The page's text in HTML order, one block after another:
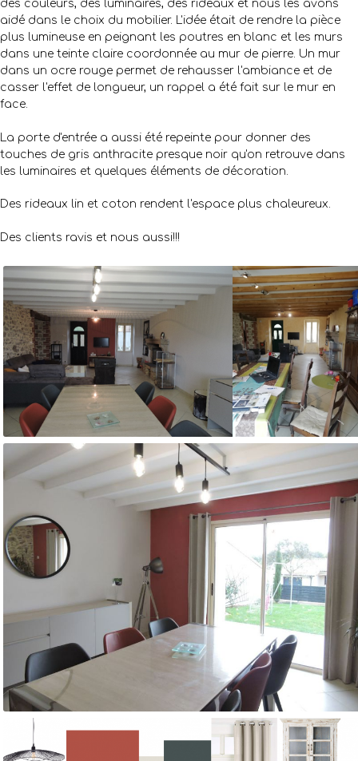
des couleurs, des luminaires, des rideaux et nous les avons
aidé dans le choix du mobilier. L'idée était de rendre la pièce
plus lumineuse en peignant les poutres en blanc et les murs
dans une teinte claire coordonnée au mur de pierre. Un mur
dans un ocre rouge permet de rehausser l'ambiance et de
casser l'effet de longueur, un rappel a été fait sur le mur en
face.
La porte d'entrée a aussi été repeinte pour donner des
touches de gris anthracite presque noir qu'on retrouve dans
les luminaires et quelques éléments de décoration.
Des rideaux lin et coton rendent l'espace plus chaleureux.
Des clients ravis et nous aussi!!!